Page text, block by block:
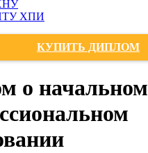
ХПИ
КУПИТЬ ДИПЛОМ
о начальном